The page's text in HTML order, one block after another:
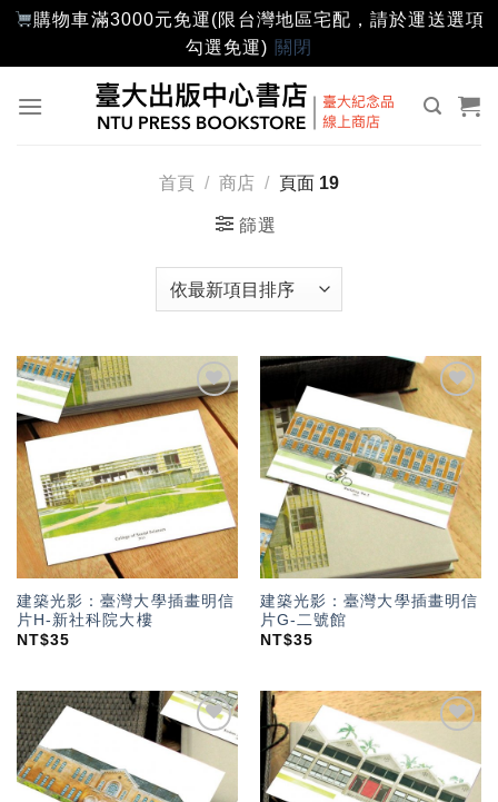
購物車滿3000元免運(限台灣地區宅配，請於運送選項
勾選免運) 關閉
首頁 / 商店 / 頁面 19
篩選
加入
「願
望輕
單」
建築光影：臺灣大學插畫明信
片H-新社科院大樓
NT$35
加入
「願
望輕
單」
建築光影：臺灣大學插畫明信
片G-二號館
NT$35
加入
「願
望輕
單」
加入
「願
望輕
單」